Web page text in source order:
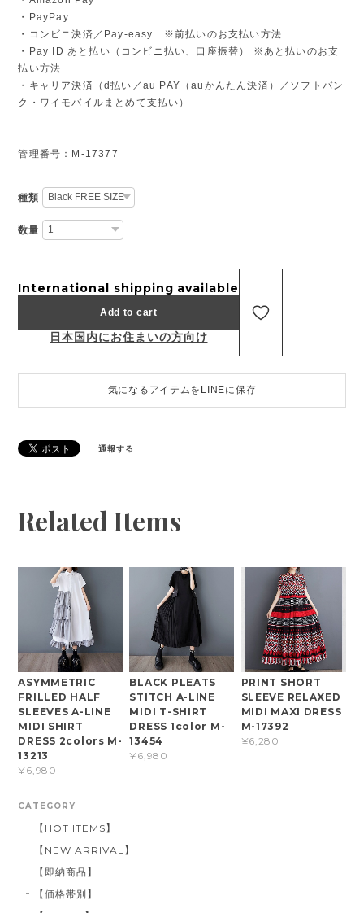
・PayPay
・コンビニ決済／Pay-easy ※前払いのお支払い方法
・Pay ID あと払い（コンビニ払い、口座振替） ※あと払いのお支
払い方法
・キャリア決済（d払い／au PAY（auかんたん決済）／ソフトバン
ク・ワイモバイルまとめて支払い）
管理番号：M-17377
種類
数量
International shipping available
Add to cart
日本国内にお住まいの方向け
気になるアイテムをLINEに保存
通報する
Related Items
ASYMMETRIC
FRILLED HALF
SLEEVES A-LINE
MIDI SHIRT
DRESS 2colors M-
13213
¥6,980
BLACK PLEATS
STITCH A-LINE
MIDI T-SHIRT
DRESS 1color M-
13454
¥6,980
PRINT SHORT
SLEEVE RELAXED
MIDI MAXI DRESS
M-17392
¥6,280
CATEGORY
【HOT ITEMS】
【NEW ARRIVAL】
【即納商品】
【価格帯別】